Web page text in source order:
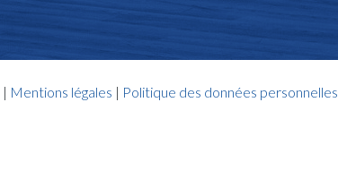
| Mentions légales | Politique des données personnelles